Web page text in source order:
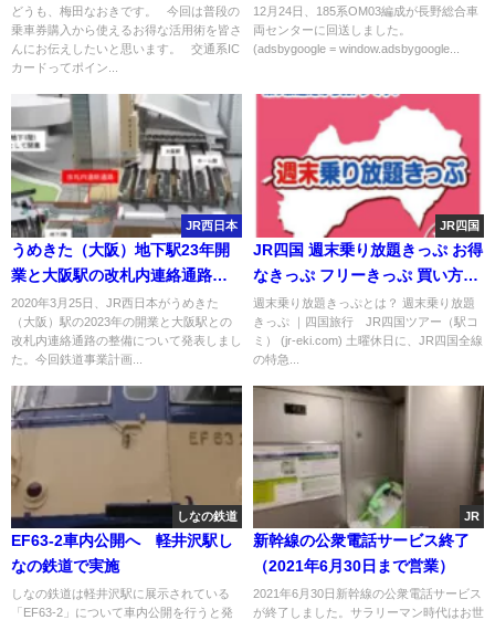
から使える活用術を公開！
どうも、梅田なおきです。 今回は普段の
乗車券購入から使えるお得な活用術を皆さ
んにお伝えしたいと思います。 交通系IC
カードってポイン...
を心配する声も
12月24日、185系OM03編成が長野総合車
両センターに回送しました。
(adsbygoogle = window.adsbygoogle...
JR西日本
うめきた（大阪）地下駅23年開
業と大阪駅の改札内連絡通路の
整備についてJR西日本発表
2020年3月25日、JR西日本がうめきた
（大阪）駅の2023年の開業と大阪駅との
改札内連絡通路の整備について発表しまし
た。今回鉄道事業計画...
JR四国
JR四国 週末乗り放題きっぷ お得
なきっぷ フリーきっぷ 買い方・
使い方・おすすめスポットを紹
介！
週末乗り放題きっぷとは？ 週末乗り放題
きっぷ ｜四国旅行 JR四国ツアー（駅コ
ミ） (jr-eki.com) 土曜休日に、JR四国全線
の特急...
しなの鉄道
EF63-2車内公開へ 軽井沢駅し
なの鉄道で実施
しなの鉄道は軽井沢駅に展示されている
「EF63-2」について車内公開を行うと発
JR
新幹線の公衆電話サービス終了
（2021年6月30日まで営業）
2021年6月30日新幹線の公衆電話サービス
が終了しました。サラリーマン時代はお世